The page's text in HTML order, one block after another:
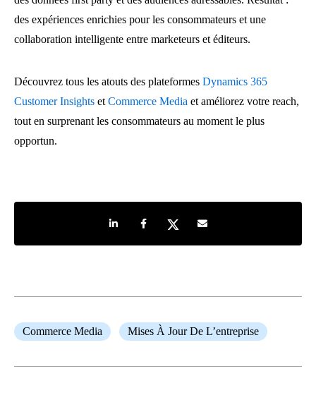
des expériences enrichies pour les consommateurs et une
collaboration intelligente entre marketeurs et éditeurs.
Découvrez tous les atouts des plateformes Dynamics 365
Customer Insights et Commerce Media et améliorez votre reach,
tout en surprenant les consommateurs au moment le plus
opportun.
Share on LinkedIn
Share on Facebook
Share on TwitterShare by e-mail
Commerce Media Mises À Jour De L’entreprise